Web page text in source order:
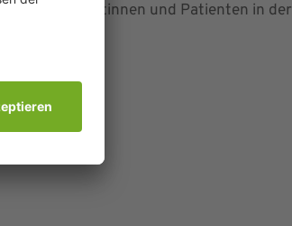
für Patientinnen und Patienten in der